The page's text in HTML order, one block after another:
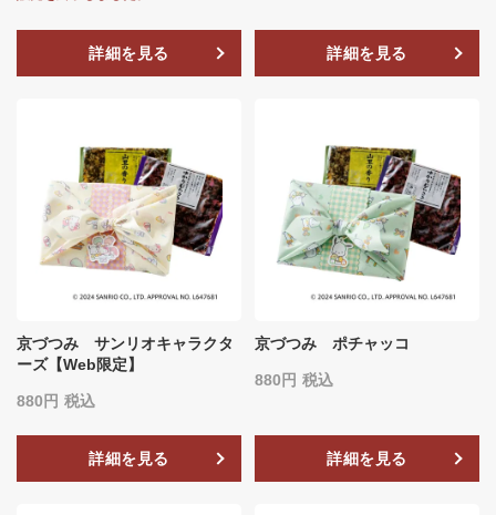
詳細を見る 詳細を見る
京づつみ サンリオキャラクタ
ーズ【Web限定】
880 税込
詳細を見る
京づつみ ポチャッコ
880 税込
詳細を見る